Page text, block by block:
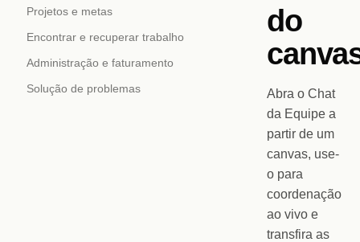
Projetos e metas
Encontrar e recuperar trabalho
Administração e faturamento
Solução de problemas
do
Abra o Chat
da Equipe a
partir de um
canvas, use-
o para
coordenação
ao vivo e
transfira as